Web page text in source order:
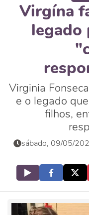
Virgína
legado
Virginia
e o legado
filhos,
sábado, 09/05/